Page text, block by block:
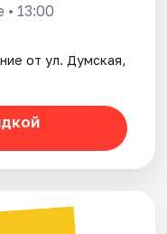
• 13:00
от ул. Думская,